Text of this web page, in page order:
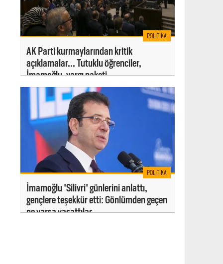
POLITIKA
AK Parti kurmaylarından kritik
açıklamalar... Tutuklu öğrenciler,
İmamoğlu, yargı paketi...
POLITIKA
İmamoğlu 'Silivri' günlerini anlattı,
gençlere teşekkür etti: Gönlümden geçen
ne varsa yaşattılar...